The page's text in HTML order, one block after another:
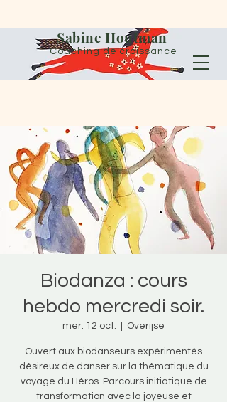
Sabine Houtman
Coaching de croissance
Biodanza : cours
hebdo mercredi soir.
mer. 12 oct. Overijse
Ouvert aux biodanseurs expérimentés
désireux de danser sur la thématique du
voyage du Héros. Parcours initiatique de
transformation avec la joyeuse et